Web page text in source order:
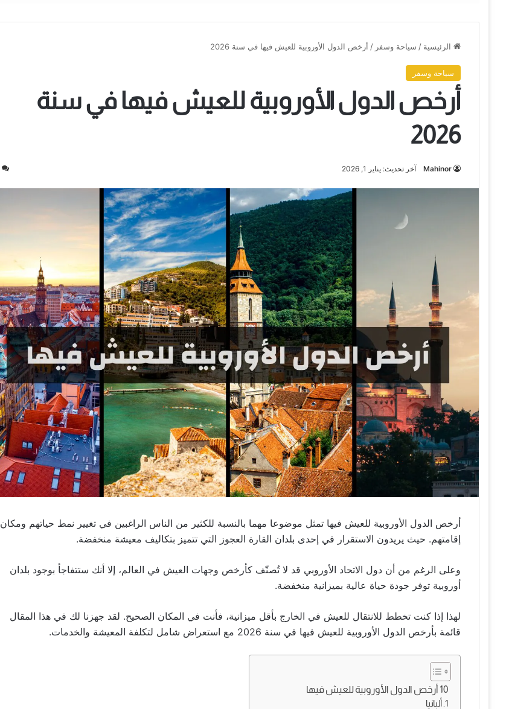
الرئيسية / سياحة وسفر / أرخص الدول الأوروبية للعيش فيها في سنة 2026
سياحة وسفر
أرخص الدول الأوروبية للعيش فيها في سنة
2026
Mahinor آخر تحديث: يناير 1, 2026
أرخص الدول الأوروبية للعيش فيها تمثل موضوعا مهما بالنسبة للكثير من الناس الراغبين في تغيير نمط حياتهم ومكان
إقامتهم. حيث يريدون الاستقرار في إحدى بلدان القارة العجوز التي تتميز بتكاليف معيشة منخفضة.
وعلى الرغم من أن دول الاتحاد الأوروبي قد لا تُصنّف كأرخص وجهات العيش في العالم، إلا أنك ستتفاجأ بوجود بلدان
أوروبية توفر جودة حياة عالية بميزانية منخفضة.
لهذا إذا كنت تخطط للانتقال للعيش في الخارج بأقل ميزانية، فأنت في المكان الصحيح. لقد جهزنا لك في هذا المقال
قائمة بأرخص الدول الأوروبية للعيش فيها في سنة 2026 مع استعراض شامل لتكلفة المعيشة والخدمات.
10 أرخص الدول الأوروبية للعيش فيها
1. ألبانيا